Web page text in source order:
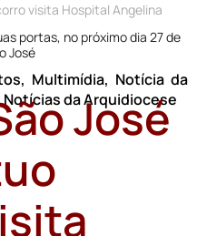
visita Hospital Angelina
portas, no próximo dia 27 de
José
, Multimídia, Notícia da
Notícias da Arquidiocese
José